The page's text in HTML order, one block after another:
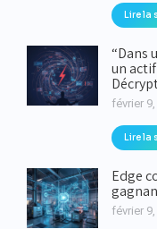
Lire la
“Dans
un
février
Lire la
Edge
février